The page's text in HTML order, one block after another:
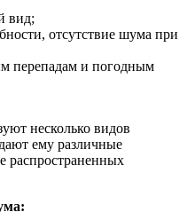
вид;
отсутствие шума при
перепадам и погодным
несколько видов
ему различные
распространенных